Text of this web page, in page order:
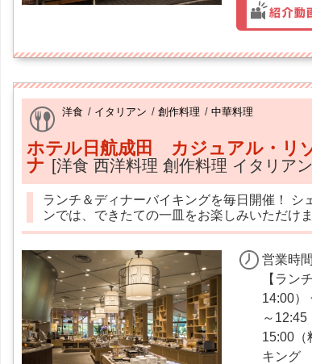
洋食 / イタリアン / 創作料理 / 中華料理
ホテル日航成田 カジュアル・リ
ナ [洋食 西洋料理 創作料理 イタリア
ランチ＆ディナーバイキングを毎日開催！ シ
ンでは、できたての一皿をお楽しみいただけま
営業時
【ラン
14:00
～
15:00（
キング